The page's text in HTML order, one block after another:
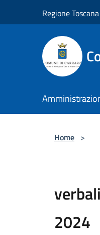
Regione Toscana
Home >
2024